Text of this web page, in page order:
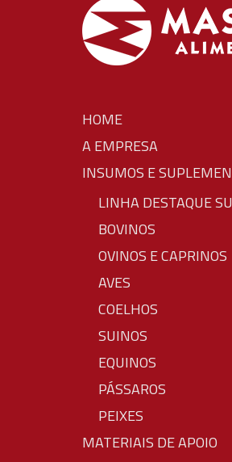
HOME
A EMPRESA
INSUMOS E
LINHA DESTAQUE
BOVINOS
OVINOS E CAPRINOS
AVES
COELHOS
SUINOS
EQUINOS
PÁSSAROS
PEIXES
MATERIAIS DE APOIO